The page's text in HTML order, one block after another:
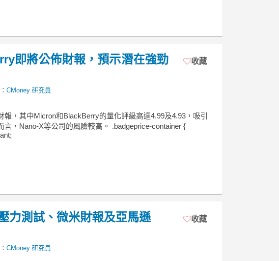
即將公佈財報，預示潛在強勁
CMoney 研究員
收藏
報，其中Micron和BlackBerry的量化評級高達4.99及4.93，吸引
言，Nano-X等公司的風險較高。 .badgeprice-container {
力測試、微米財報及亞馬遜
CMoney 研究員
收藏